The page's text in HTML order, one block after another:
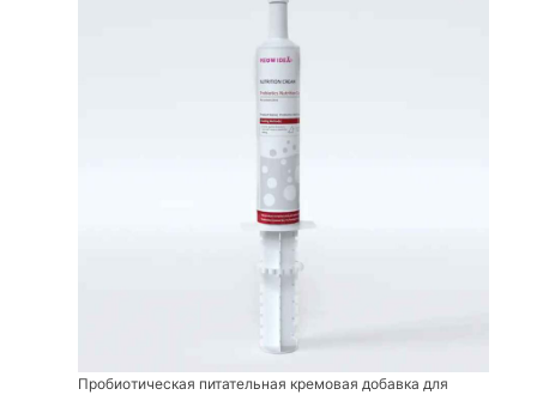
Пробиотическая питательная кремовая добавка для